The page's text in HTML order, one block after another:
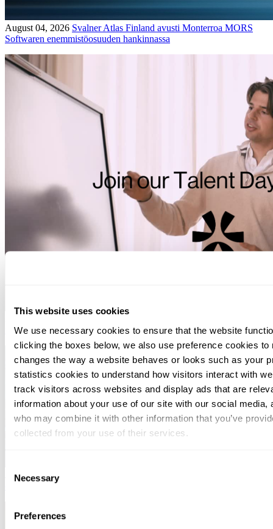
This website uses cookies
We use necessary cookies to ensure that the website
clicking the boxes below, we also use preference cookies
changes the way a website behaves or looks such as your
statistics cookies to understand how visitors interact with
track visitors across websites and display ads that are
information about your use of our site with our social
who may combine it with other information that you’ve
collected from your use of their services.
bottom of the webpage.
Selection
Necessary
Preferences
August 04, 2026 Svalner Atlas Finland avusti Monterroa MORS
Softwaren enemmistöosuuden hankinnassa
mahdollisuuden saada etumatkaa uralleen
July 16, 2026Yritysjärjestelyt: mitä uutta lainvalmistelussa ja
oikeuskäytännössä?